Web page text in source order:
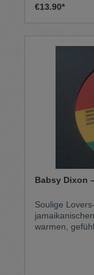
€13.90*
Babsy Dixon
Soulige
warmen,